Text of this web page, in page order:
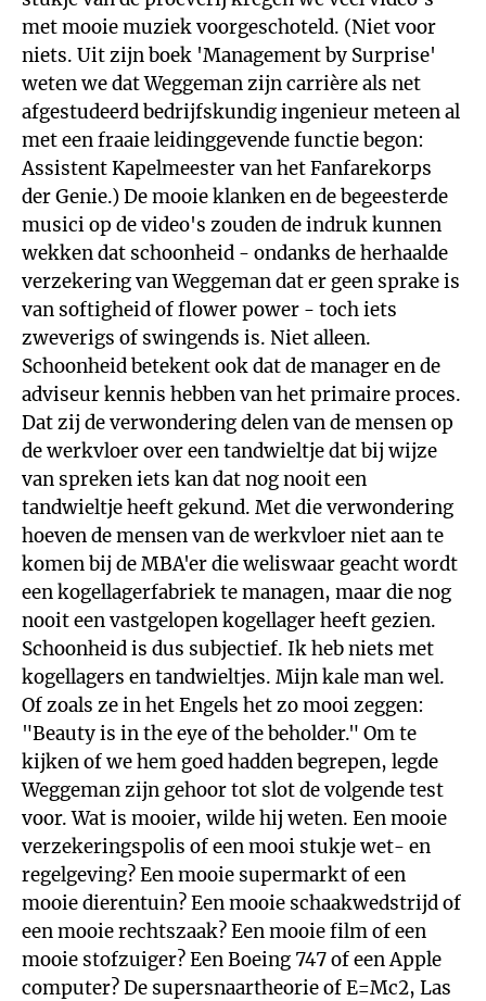
met mooie muziek voorgeschoteld. (Niet voor
niets. Uit zijn boek 'Management by Surprise'
weten we dat Weggeman zijn carrière als net
afgestudeerd bedrijfskundig ingenieur meteen al
met een fraaie leidinggevende functie begon:
Assistent Kapelmeester van het Fanfarekorps
der Genie.) De mooie klanken en de begeesterde
musici op de video's zouden de indruk kunnen
wekken dat schoonheid - ondanks de herhaalde
verzekering van Weggeman dat er geen sprake is
van softigheid of flower power - toch iets
zweverigs of swingends is. Niet alleen.
Schoonheid betekent ook dat de manager en de
adviseur kennis hebben van het primaire proces.
Dat zij de verwondering delen van de mensen op
de werkvloer over een tandwieltje dat bij wijze
van spreken iets kan dat nog nooit een
tandwieltje heeft gekund. Met die verwondering
hoeven de mensen van de werkvloer niet aan te
komen bij de MBA'er die weliswaar geacht wordt
een kogellagerfabriek te managen, maar die nog
nooit een vastgelopen kogellager heeft gezien.
Schoonheid is dus subjectief. Ik heb niets met
kogellagers en tandwieltjes. Mijn kale man wel.
Of zoals ze in het Engels het zo mooi zeggen:
"Beauty is in the eye of the beholder." Om te
kijken of we hem goed hadden begrepen, legde
Weggeman zijn gehoor tot slot de volgende test
voor. Wat is mooier, wilde hij weten. Een mooie
verzekeringspolis of een mooi stukje wet- en
regelgeving? Een mooie supermarkt of een
mooie dierentuin? Een mooie schaakwedstrijd of
een mooie rechtszaak? Een mooie film of een
mooie stofzuiger? Een Boeing 747 of een Apple
computer? De supersnaartheorie of E=Mc2, Las